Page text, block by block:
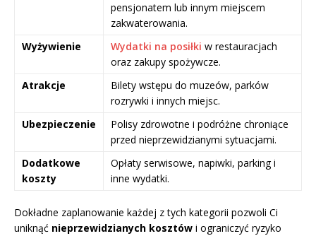
pensjonatem lub innym miejscem
zakwaterowania.
Wyżywienie
Wydatki na posiłki w restauracjach
oraz zakupy spożywcze.
Atrakcje
Bilety wstępu do muzeów, parków
rozrywki i innych miejsc.
Ubezpieczenie
Polisy zdrowotne i podróżne chroniące
przed nieprzewidzianymi sytuacjami.
Dodatkowe
koszty
Opłaty serwisowe, napiwki, parking i
inne wydatki.
Dokładne zaplanowanie każdej z tych kategorii pozwoli Ci
uniknąć nieprzewidzianych kosztów i ograniczyć ryzyko